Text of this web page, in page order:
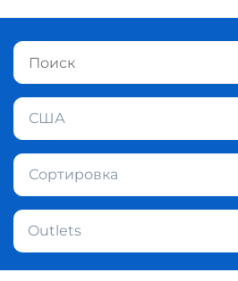
США
Сортировка
Outlets